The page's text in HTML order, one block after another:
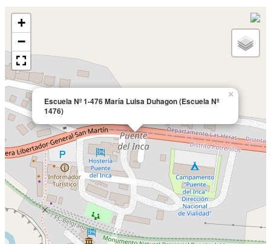
Escuela Nº 1-476 María Luisa Duhagon (Escuela Nº
1476)
×
+
−